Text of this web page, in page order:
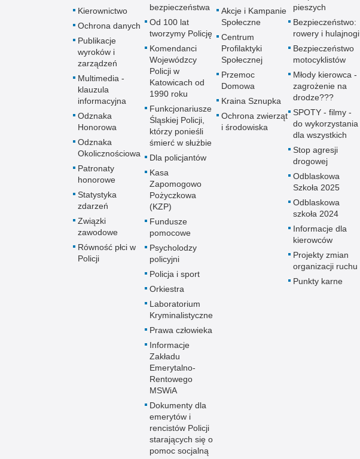
Kierownictwo
Ochrona danych
Publikacje
wyroków i
zarządzeń
Multimedia -
klauzula
informacyjna
Odznaka
Honorowa
Odznaka
Okolicznościowa
Patronaty
honorowe
Statystyka
zdarzeń
Związki
zawodowe
Równość płci w
Policji
bezpieczeństwa
Od 100 lat
tworzymy Policję
Komendanci
Wojewódzcy
Policji w
Katowicach od
1990 roku
Funkcjonariusze
Śląskiej Policji,
którzy ponieśli
śmierć w służbie
Dla policjantów
Kasa
Zapomogowo
Pożyczkowa
(KZP)
Fundusze
pomocowe
Psycholodzy
policyjni
Policja i sport
Orkiestra
Laboratorium
Kryminalistyczne
Prawa człowieka
Informacje
Zakładu
Emerytalno-
Rentowego
MSWiA
Dokumenty dla
emerytów i
rencistów Policji
starających się o
pomoc socjalną
Akcje i Kampanie
Społeczne
Centrum
Profilaktyki
Społecznej
Przemoc
Domowa
Kraina Sznupka
Ochrona zwierząt
i środowiska
pieszych
Bezpieczeństwo:
rowery i hulajnogi
Bezpieczeństwo
motocyklistów
Młody kierowca -
zagrożenie na
drodze???
SPOTY - filmy -
do wykorzystania
dla wszystkich
Stop agresji
drogowej
Odblaskowa
Szkoła 2025
Odblaskowa
szkoła 2024
Informacje dla
kierowców
Projekty zmian
organizacji ruchu
Punkty karne